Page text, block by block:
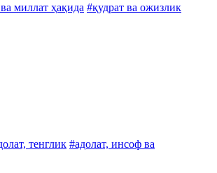
миллат ҳақида #қудрат ва ожизлик
тенглик #адолат, инсоф ва